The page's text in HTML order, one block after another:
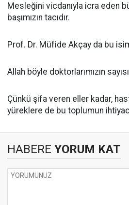
Mesleğini vicdanıyla icra eden
başımızın tacıdır.
Prof. Dr. Müfide Akçay da bu
Allah böyle doktorlarımızın
Çünkü şifa veren eller kadar,
yüreklere de bu toplumun
HABERE YORUM KAT